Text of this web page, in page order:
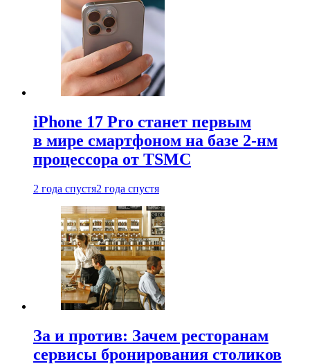
iPhone 17 Pro станет первым
в мире смартфоном на базе 2-нм
процессора от TSMC
2 года спустя2 года спустя
За и против: Зачем ресторанам
сервисы бронирования столиков